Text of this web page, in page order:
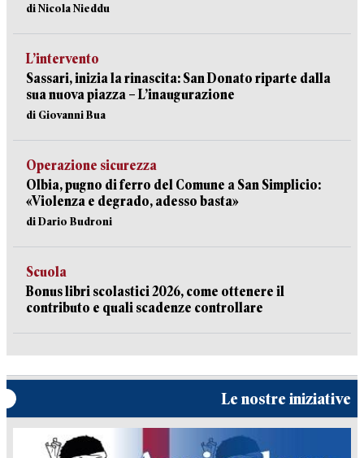
di Nicola Nieddu
L’intervento
Sassari, inizia la rinascita: San Donato riparte dalla
sua nuova piazza – L’inaugurazione
di Giovanni Bua
Operazione sicurezza
Olbia, pugno di ferro del Comune a San Simplicio:
«Violenza e degrado, adesso basta»
di Dario Budroni
Scuola
Bonus libri scolastici 2026, come ottenere il
contributo e quali scadenze controllare
Le nostre iniziative